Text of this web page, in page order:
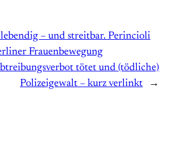
– und streitbar. Perincioli
Frauenbewegung
tötet und (tödliche)
Polizeigewalt – kurz verlinkt
→